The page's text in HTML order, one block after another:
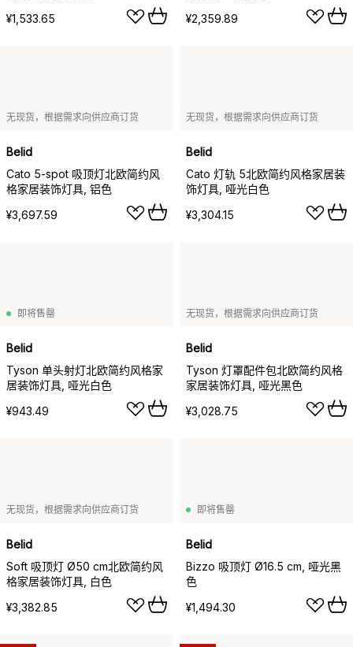
¥1,533.65
¥2,359.89
无现货，根据需求向供应商订货
Belid
Cato 5-spot 吸顶灯北欧简约风
格家居装饰灯具, 铝色
¥3,697.59
无现货，根据需求向供应商订货
Belid
Cato 灯轨 5北欧简约风格家居装
饰灯具, 哑光白色
¥3,304.15
即将售罄
Belid
Tyson 单头射灯北欧简约风格家
居装饰灯具, 哑光白色
¥943.49
无现货，根据需求向供应商订货
Belid
Tyson 灯罩配件包北欧简约风格
家居装饰灯具, 哑光黑色
¥3,028.75
无现货，根据需求向供应商订货
Belid
Soft 吸顶灯 Ø50 cm北欧简约风
格家居装饰灯具, 白色
¥3,382.85
即将售罄
Belid
Bizzo 吸顶灯 Ø16.5 cm, 哑光黑
色
¥1,494.30